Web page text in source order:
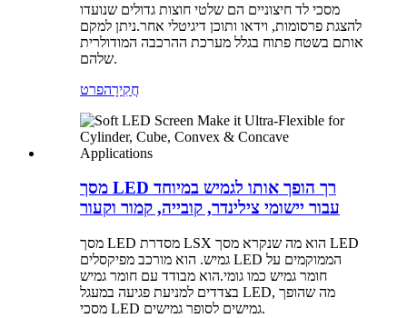
מסכי לד חיצוניים הם שלטי חוצות גדולים שנועדו
להצגת פרסומות, וידאו ותוכן דיגיטלי אחר.ניתן למקם
אותם בשטח פתוח בגלל מערכת ההרכבה המודולרית
שלהם.
חֲקִירָהפרט
מסך LED רך הופך אותו לגמיש במיוחד
עבור יישומי צילינדר, קובייה, קמור וקעור
מסך LED מסדרת LSX הוא מה שנקרא מסך LED
גמיש. הוא מורכב מפיקסלים LED הממוקמים על
חומר גמיש כמו גומי.הוא מבודד עם חומר גמיש
בצדדים למניעת פגיעה במעגל LED, מה שהופך
מסכי LED גמישים לסופר גמישים.